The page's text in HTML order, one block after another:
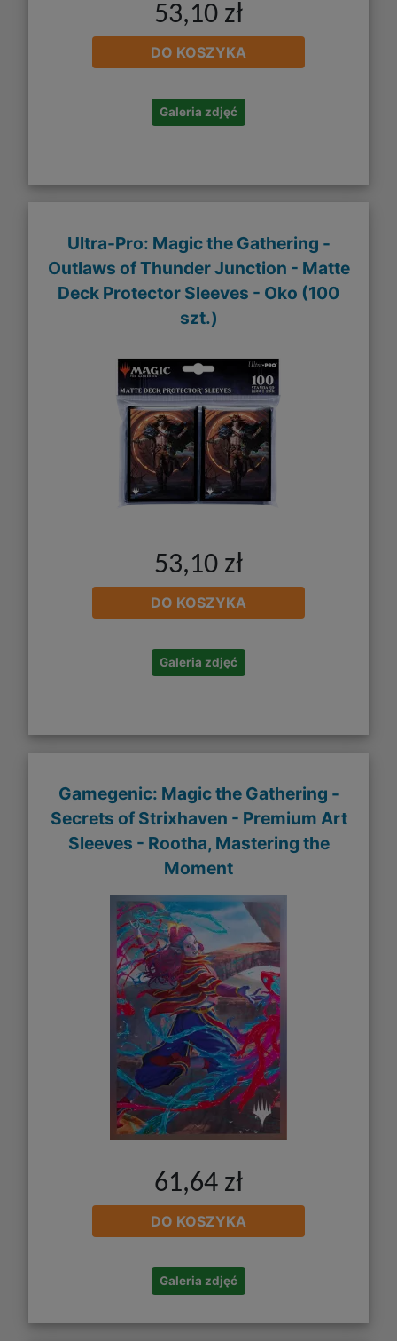
53,10 zł
DO KOSZYKA
Galeria zdjęć
Ultra-Pro: Magic the Gathering -
Outlaws of Thunder Junction - Matte
Deck Protector Sleeves - Oko (100
szt.)
53,10 zł
DO KOSZYKA
Galeria zdjęć
Gamegenic: Magic the Gathering -
Secrets of Strixhaven - Premium Art
Sleeves - Rootha, Mastering the
Moment
61,64 zł
DO KOSZYKA
Galeria zdjęć